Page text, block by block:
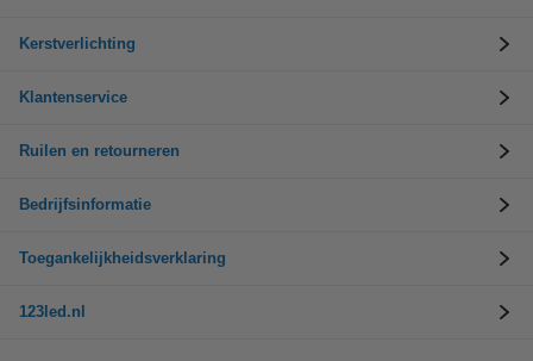
Kerstverlichting
Klantenservice
Ruilen en retourneren
Bedrijfsinformatie
Toegankelijkheidsverklaring
123led.nl